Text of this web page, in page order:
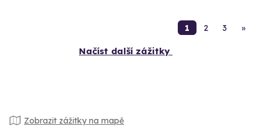
1 2 3 »
Načíst další zážitky
Zobrazit zážitky na mapě